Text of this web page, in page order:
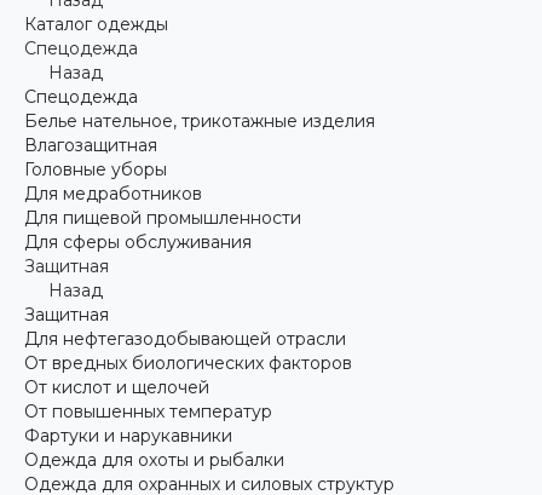
Каталог одежды
Спецодежда
Назад
Спецодежда
Белье нательное, трикотажные изделия
Влагозащитная
Головные уборы
Для медработников
Для пищевой промышленности
Для сферы обслуживания
Защитная
Назад
Защитная
Для нефтегазодобывающей отрасли
От вредных биологических факторов
От кислот и щелочей
От повышенных температур
Фартуки и нарукавники
Одежда для охоты и рыбалки
Одежда для охранных и силовых структур